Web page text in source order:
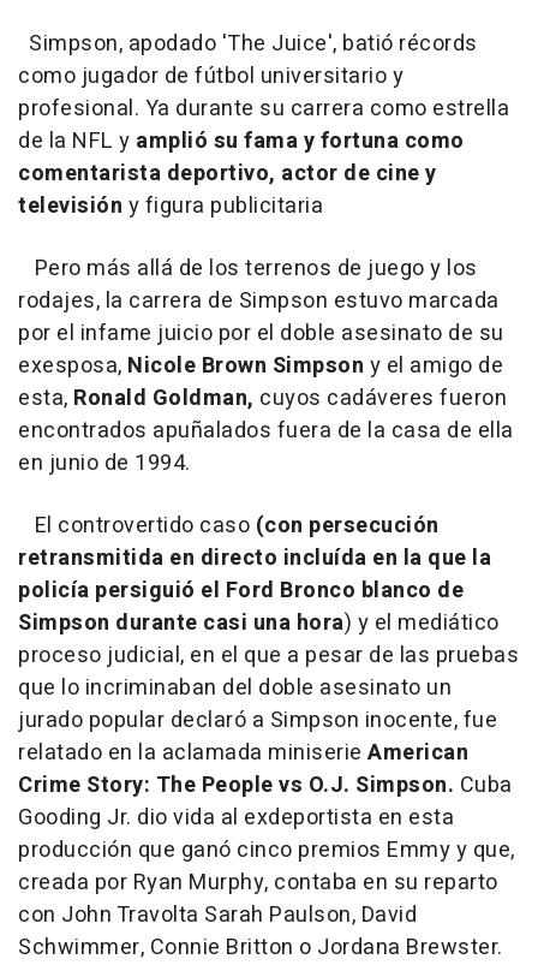
Simpson, apodado 'The Juice', batió récords
como jugador de fútbol universitario y
profesional. Ya durante su carrera como estrella
de la NFL y amplió su fama y fortuna como
comentarista deportivo, actor de cine y
televisión y figura publicitaria
Pero más allá de los terrenos de juego y los
rodajes, la carrera de Simpson estuvo marcada
por el infame juicio por el doble asesinato de su
exesposa, Nicole Brown Simpson y el amigo de
esta, Ronald Goldman, cuyos cadáveres fueron
encontrados apuñalados fuera de la casa de ella
en junio de 1994.
El controvertido caso (con persecución
retransmitida en directo incluída en la que la
policía persiguió el Ford Bronco blanco de
Simpson durante casi una hora) y el mediático
proceso judicial, en el que a pesar de las pruebas
que lo incriminaban del doble asesinato un
jurado popular declaró a Simpson inocente, fue
relatado en la aclamada miniserie American
Crime Story: The People vs O.J. Simpson. Cuba
Gooding Jr. dio vida al exdeportista en esta
producción que ganó cinco premios Emmy y que,
creada por Ryan Murphy, contaba en su reparto
con John Travolta Sarah Paulson, David
Schwimmer, Connie Britton o Jordana Brewster.